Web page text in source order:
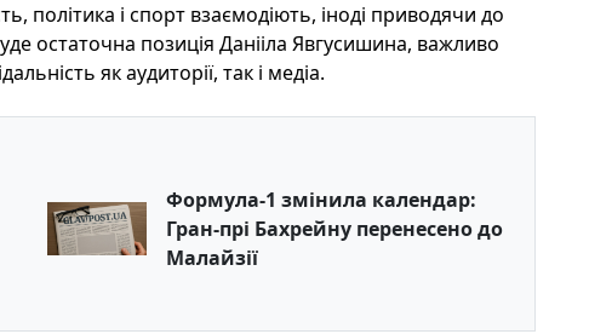
політика і спорт взаємодіють, іноді приводячи до
остаточна позиція Данііла Явгусишина, важливо
як аудиторії, так і медіа.
Формула-1 змінила календар:
Гран-прі Бахрейну перенесено до
Малайзії